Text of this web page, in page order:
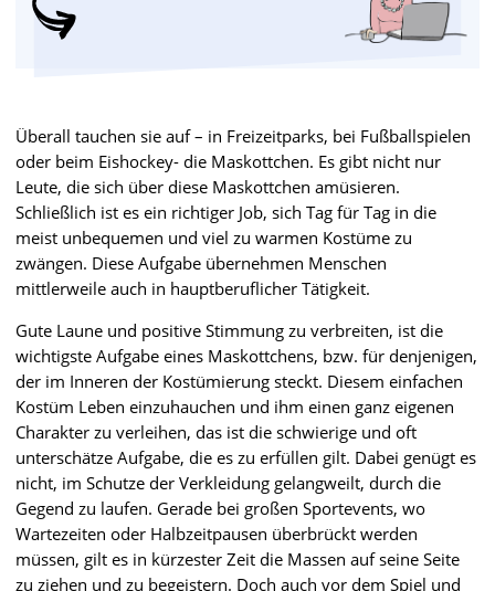
Überall tauchen sie auf – in Freizeitparks, bei Fußballspielen
oder beim Eishockey- die Maskottchen. Es gibt nicht nur
Leute, die sich über diese Maskottchen amüsieren.
Schließlich ist es ein richtiger Job, sich Tag für Tag in die
meist unbequemen und viel zu warmen Kostüme zu
zwängen. Diese Aufgabe übernehmen Menschen
mittlerweile auch in hauptberuflicher Tätigkeit.
Gute Laune und positive Stimmung zu verbreiten, ist die
wichtigste Aufgabe eines Maskottchens, bzw. für denjenigen,
der im Inneren der Kostümierung steckt. Diesem einfachen
Kostüm Leben einzuhauchen und ihm einen ganz eigenen
Charakter zu verleihen, das ist die schwierige und oft
unterschätze Aufgabe, die es zu erfüllen gilt. Dabei genügt es
nicht, im Schutze der Verkleidung gelangweilt, durch die
Gegend zu laufen. Gerade bei großen Sportevents, wo
Wartezeiten oder Halbzeitpausen überbrückt werden
müssen, gilt es in kürzester Zeit die Massen auf seine Seite
zu ziehen und zu begeistern. Doch auch vor dem Spiel und